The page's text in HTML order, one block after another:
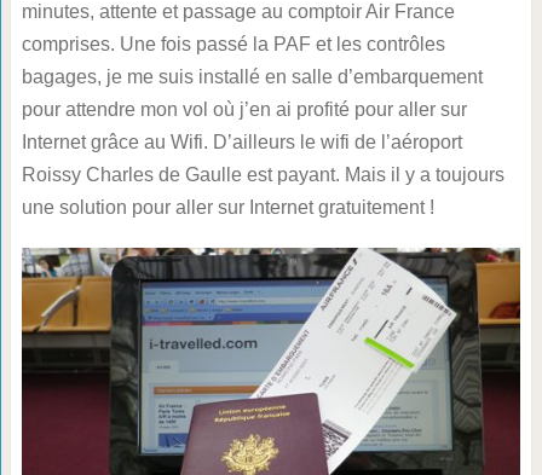
minutes, attente et passage au comptoir Air France
comprises. Une fois passé la PAF et les contrôles
bagages, je me suis installé en salle d’embarquement
pour attendre mon vol où j’en ai profité pour aller sur
Internet grâce au Wifi. D’ailleurs le wifi de l’aéroport
Roissy Charles de Gaulle est payant. Mais il y a toujours
une solution pour aller sur Internet gratuitement !